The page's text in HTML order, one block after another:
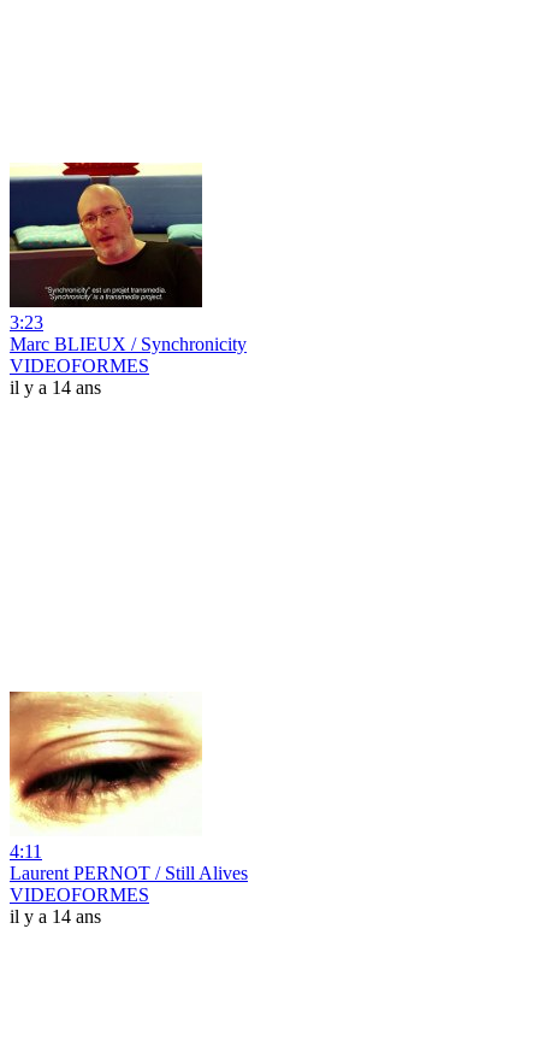
3:23
Marc BLIEUX / Synchronicity
VIDEOFORMES
il y a 14 ans
4:11
Laurent PERNOT / Still Alives
VIDEOFORMES
il y a 14 ans